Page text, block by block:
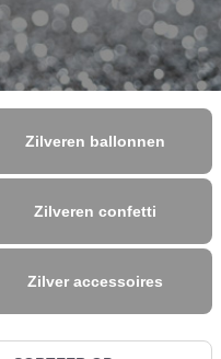
Zilveren ballonnen
Zilveren confetti
Zilver accessoires